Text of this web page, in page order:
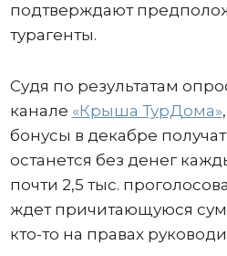
подтверждают
турагенты.
Судя по результатам
канале «Крыша ТурДома»
бонусы в декабре
останется без денег
почти 2,5 тыс.
ждет причитающуюся
кто-то на правах